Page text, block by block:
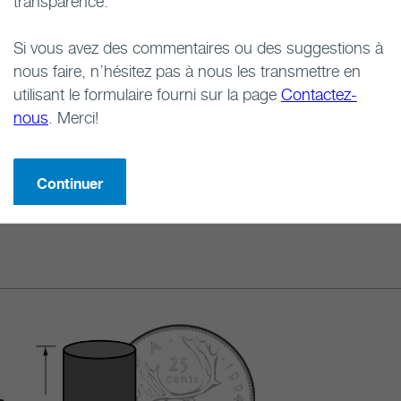
à barrières
Si vous avez des commentaires ou des suggestions à
nous faire, n’hésitez pas à nous les transmettre en
utilisant le formulaire fourni sur la page Contactez-
nous . Merci!
Continuer